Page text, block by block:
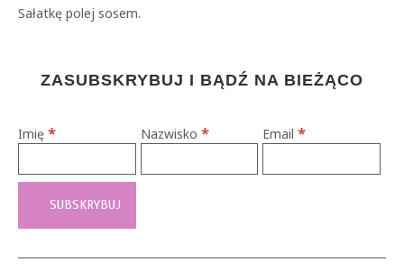
Sałatkę polej sosem.
ZASUBSKRYBUJ I BĄDŹ NA BIEŻĄCO
Imię * Nazwisko * Email*